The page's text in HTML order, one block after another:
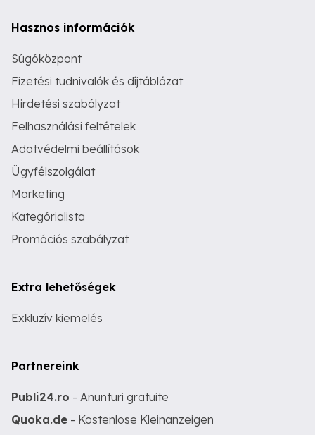
Hasznos információk
Súgóközpont
Fizetési tudnivalók és díjtáblázat
Hirdetési szabályzat
Felhasználási feltételek
Adatvédelmi beállítások
Ügyfélszolgálat
Marketing
Kategórialista
Promóciós szabályzat
Extra lehetőségek
Exkluzív kiemelés
Partnereink
Publi24.ro - Anunturi gratuite
Quoka.de - Kostenlose Kleinanzeigen